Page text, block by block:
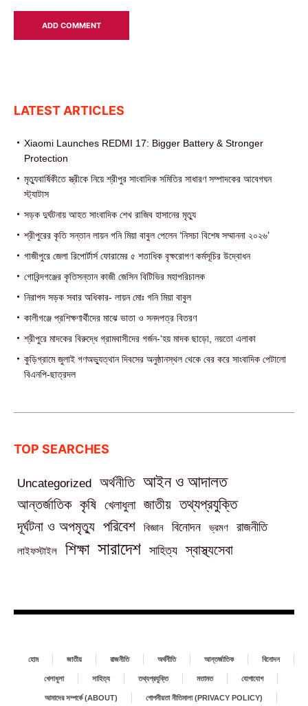
LATEST ARTICLES
Xiaomi Launches REDMI 17: Bigger Battery & Stronger
Protection
মৃত্যুবার্ষিকীতে স্ত্রীকে নিয়ে শ্রীপুর সাংবাদিক সমিতির সাধারণ সম্পাদকের আবেগঘন
স্ট্যাটাস
সড়ক দুর্ঘটনায় আহত সাংবাদিক শেখ রাজিব হাসানের মৃত্যু
শ্রীপুরের কৃতি সন্তান লায়ন গনি মিয়া বাবুল পেলেন ‘নিসচা বিশেষ সম্মাননা ২০২৬’
গাজীপুরে জেলা রিপোর্টার্স ফোরামের ৫ শতাধিক বৃক্ষরোপণ কর্মসূচির উদ্বোধন
গোবিন্দগঞ্জের কৃতিসন্তান কাজী জেসিন বিটিভির মহাপরিচালক
নিরাপদ সড়ক সবার অধিকার- লায়ন মোঃ গনি মিয়া বাবুল
কালীগঞ্জে প্রশিক্ষণার্থীদের মাঝে ভাতা ও সনদপত্র বিতরণ
শ্রীপুরে মাদকের বিরুদ্ধে গ্রামবাসীদের গর্জন-‘হয় মাদক ছাড়ো, নয়তো এলাকা
কুড়িগ্রামে জুলাই গণঅভ্যুত্থান দিবসের অনুষ্ঠানস্থল থেকে বের করে সাংবাদিক পেটালো
বিএনপি-ছাত্রদল
TOP SEARCHES
Uncategorized অর্থনীতি আইন ও আদালত
আন্তর্জাতিক কৃষি খেলাধুলা জাতীয় তথ্যপ্রযুক্তি
দূর্ঘটনা ও অপমৃত্যু পরিবেশ বিজ্ঞান বিনোদন ভ্রমণ রাজনীতি
লাইফস্টাইল শিক্ষা সারাদেশ সাহিত্য স্বাস্থ্যসেবা
হোম জাতীয় রাজনীতি অর্থনীতি আন্তর্জাতিক বিনোদন
খেলাধুলা সাহিত্য তথ্যপ্রযুক্তি মতামত যোগাযোগ
আমাদের সম্পর্কে (ABOUT) গোপনীয়তা নীতিমালা (PRIVACY POLICY)